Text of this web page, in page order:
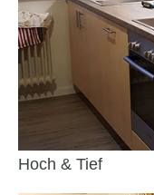
Hoch & Tief